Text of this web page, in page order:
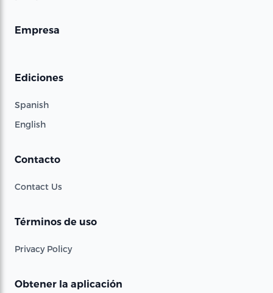
Empresa
Ediciones
Spanish
English
Contacto
Contact Us
Términos de uso
Privacy Policy
Obtener la aplicación